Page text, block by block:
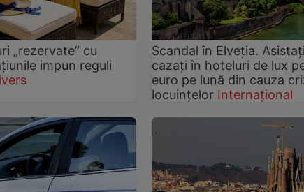
„rezervate” cu
impun reguli
Scandal în Elveția.
cazați în hoteluri de lux
euro pe lună din cauza
locuințelor Internațional